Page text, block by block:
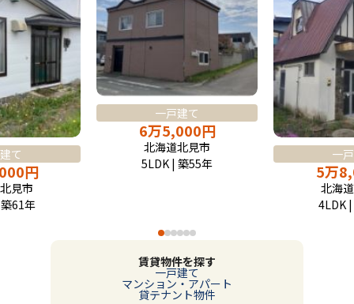
て
円
見市
61年
一戸建て
6万5,000円
北海道北見市
5LDK | 築55年
一
5万
北海
4LDK
賃貸物件を探す
一戸建て
マンション・アパート
貸テナント物件